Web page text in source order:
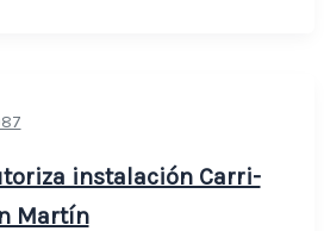
instalación Carri-
Martín